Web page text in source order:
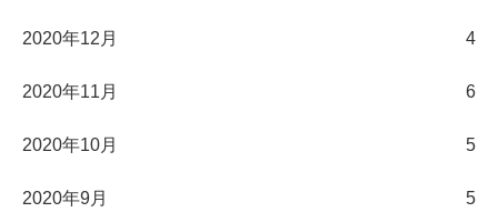
2020年12月 4
2020年11月 6
2020年10月 5
2020年9月 5